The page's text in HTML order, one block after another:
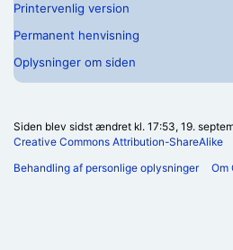
Printervenlig version
Permanent henvisning
Oplysninger om siden
Siden blev sidst ændret kl. 17:53, 19.
Creative Commons Attribution-ShareAlike
Behandling af personlige oplysninger
Om